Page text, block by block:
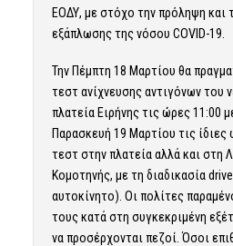
ΕΟΔΥ, με στόχο την πρόληψη και
εξάπλωσης της νόσου COVID-19.
Την Πέμπτη 18 Μαρτίου θα
τεστ ανίχνευσης αντιγόνων του
πλατεία Ειρήνης τις ώρες 11:00
Παρασκευή 19 Μαρτίου τις ίδιες
τεστ στην πλατεία αλλά και στη
Κομοτηνής, με τη διαδικασία
αυτοκίνητο). Οι πολίτες
τους κατά στη συγκεκριμένη
να προσέρχονται πεζοί. Όσοι